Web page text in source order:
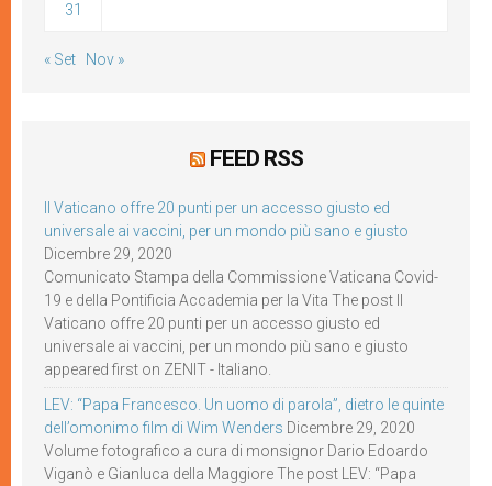
31
« Set Nov »
FEED RSS
Il Vaticano offre 20 punti per un accesso giusto ed
universale ai vaccini, per un mondo più sano e giusto
Dicembre 29, 2020
Comunicato Stampa della Commissione Vaticana Covid-
19 e della Pontificia Accademia per la Vita The post Il
Vaticano offre 20 punti per un accesso giusto ed
universale ai vaccini, per un mondo più sano e giusto
appeared first on ZENIT - Italiano.
LEV: “Papa Francesco. Un uomo di parola”, dietro le quinte
dell’omonimo film di Wim Wenders Dicembre 29, 2020
Volume fotografico a cura di monsignor Dario Edoardo
Viganò e Gianluca della Maggiore The post LEV: “Papa